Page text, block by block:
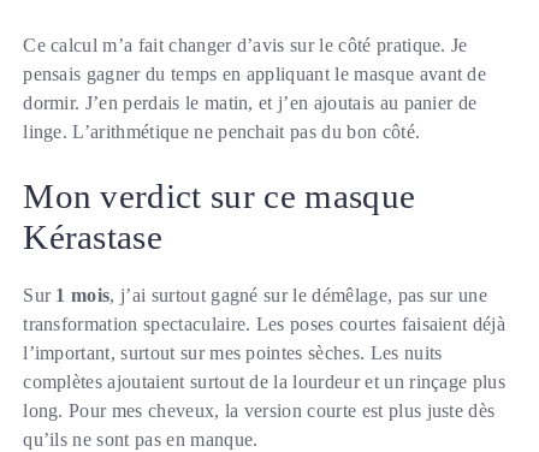
Ce calcul m’a fait changer d’avis sur le côté pratique. Je
pensais gagner du temps en appliquant le masque avant de
dormir. J’en perdais le matin, et j’en ajoutais au panier de
linge. L’arithmétique ne penchait pas du bon côté.
Mon verdict sur ce masque
Kérastase
Sur 1 mois, j’ai surtout gagné sur le démêlage, pas sur une
transformation spectaculaire. Les poses courtes faisaient déjà
l’important, surtout sur mes pointes sèches. Les nuits
complètes ajoutaient surtout de la lourdeur et un rinçage plus
long. Pour mes cheveux, la version courte est plus juste dès
qu’ils ne sont pas en manque.